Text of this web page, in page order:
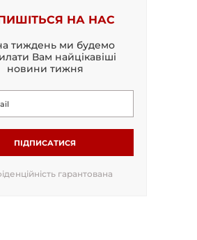
НА НАС
тиждень ми будемо
Вам найцікавіші
новини тижня
ПІДПИСАТИСЯ
гарантована